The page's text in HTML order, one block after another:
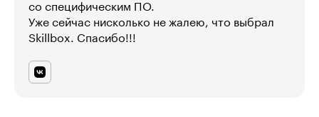
со специфическим ПО.
Уже сейчас нисколько не жалею, что выбрал
Skillbox. Спасибо!!!